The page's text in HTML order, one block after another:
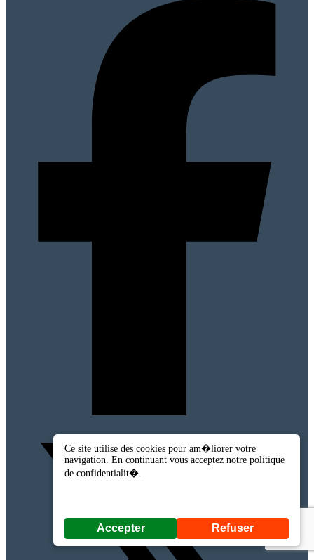
Ce site utilise des cookies pour am�liorer votre
navigation. En continuant vous acceptez notre politique
de confidentialit�.
Accepter Refuser